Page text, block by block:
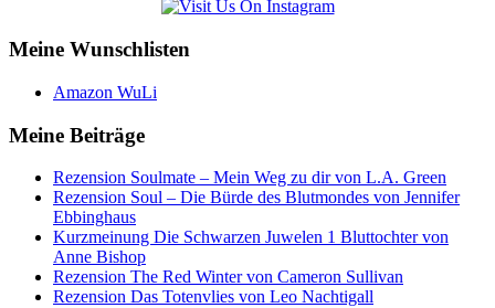
Meine Wunschlisten
Amazon WuLi
Meine Beiträge
Rezension Soulmate – Mein Weg zu dir von L.A. Green
Rezension Soul – Die Bürde des Blutmondes von Jennifer
Ebbinghaus
Kurzmeinung Die Schwarzen Juwelen 1 Bluttochter von
Anne Bishop
Rezension The Red Winter von Cameron Sullivan
Rezension Das Totenvlies von Leo Nachtigall